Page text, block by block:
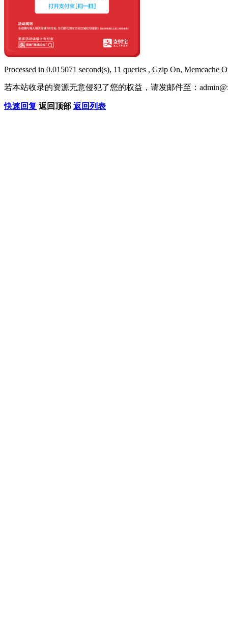
Processed in 0.015071 second(s), 11 queries , Gzip On, Memcache
若本站收录的资源无意侵犯了您的权益，请发邮件至：
快速回复 返回顶部 返回列表